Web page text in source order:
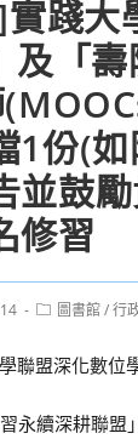
踐大
「壽
1份(
並鼓
修習
Post圖書館 / 行
聯盟深化數位
永續深耕聯盟